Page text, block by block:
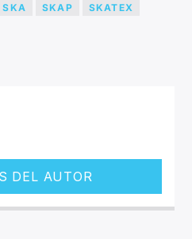
SKA SKAP SKATEX
DEL AUTOR